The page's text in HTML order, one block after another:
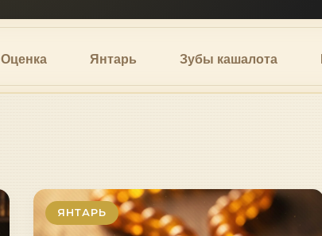
Оценка Янтарь Зубы кашалота
ЯНТАРЬ